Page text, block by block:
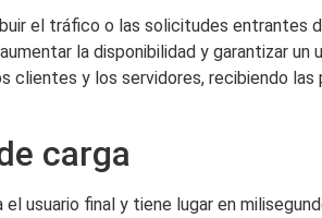
el tráfico o las solicitudes entrantes
la disponibilidad y garantizar
y los servidores, recibiendo
carga
usuario final y tiene lugar en